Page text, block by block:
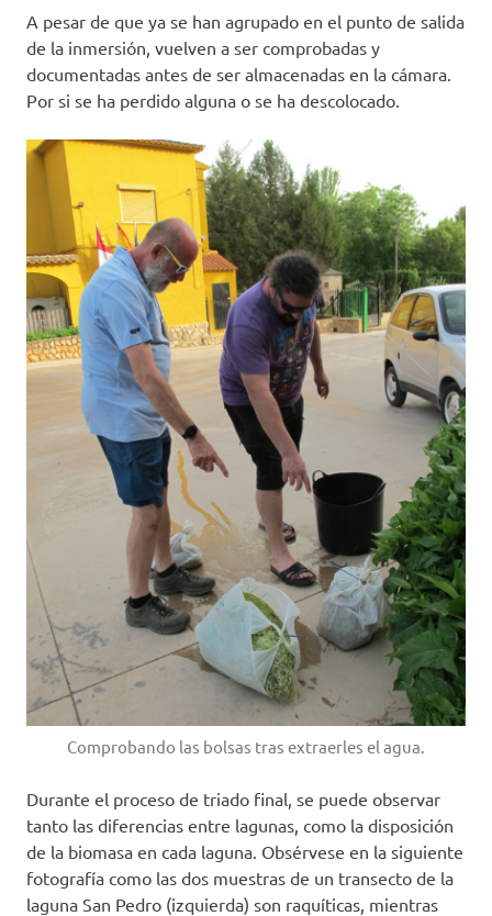
A pesar de que ya se han agrupado en el punto de salida
de la inmersión, vuelven a ser comprobadas y
documentadas antes de ser almacenadas en la cámara.
Por si se ha perdido alguna o se ha descolocado.
Comprobando las bolsas tras extraerles el agua.
Durante el proceso de triado final, se puede observar
tanto las diferencias entre lagunas, como la disposición
de la biomasa en cada laguna. Obsérvese en la siguiente
fotografía como las dos muestras de un transecto de la
laguna San Pedro (izquierda) son raquíticas, mientras